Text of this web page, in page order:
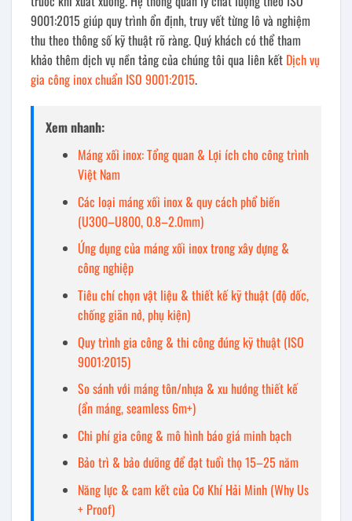
9001:2015 giúp quy trình ổn định, truy vết từng lô và nghiệm
thu theo thông số kỹ thuật rõ ràng. Quý khách có thể tham
khảo thêm dịch vụ nền tảng của chúng tôi qua liên kết Dịch vụ
gia công inox chuẩn ISO 9001:2015.
Xem nhanh:
Máng xối inox: Tổng quan & Lợi ích cho công trình
Việt Nam
Các loại máng xối inox & quy cách phổ biến
(U300–U800, 0.8–2.0mm)
Ứng dụng của máng xối inox trong xây dựng &
công nghiệp
Tiêu chí chọn vật liệu & thiết kế kỹ thuật (độ dốc,
chống giãn nở, phụ kiện)
Quy trình gia công & thi công đúng kỹ thuật (ISO
9001:2015)
So sánh với máng tôn/nhựa & xu hướng thiết kế
(ẩn máng, seamless 6m+)
Chi phí gia công & mô hình báo giá minh bạch
Bảo trì & bảo dưỡng để đạt tuổi thọ 15–25 năm
Năng lực & cam kết của Cơ Khí Hải Minh (Why Us
+ Proof)